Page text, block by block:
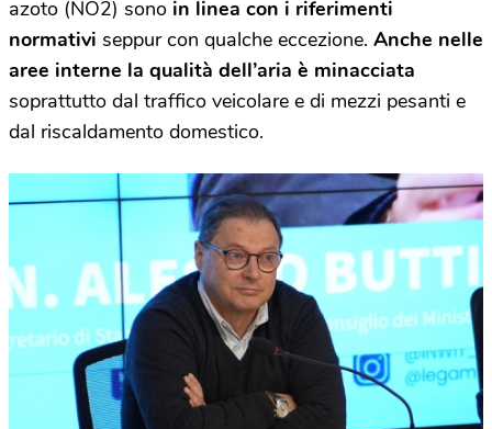
azoto (NO2) sono in linea con i riferimenti
normativi seppur con qualche eccezione. Anche nelle
aree interne la qualità dell’aria è minacciata
soprattutto dal traffico veicolare e di mezzi pesanti e
dal riscaldamento domestico.